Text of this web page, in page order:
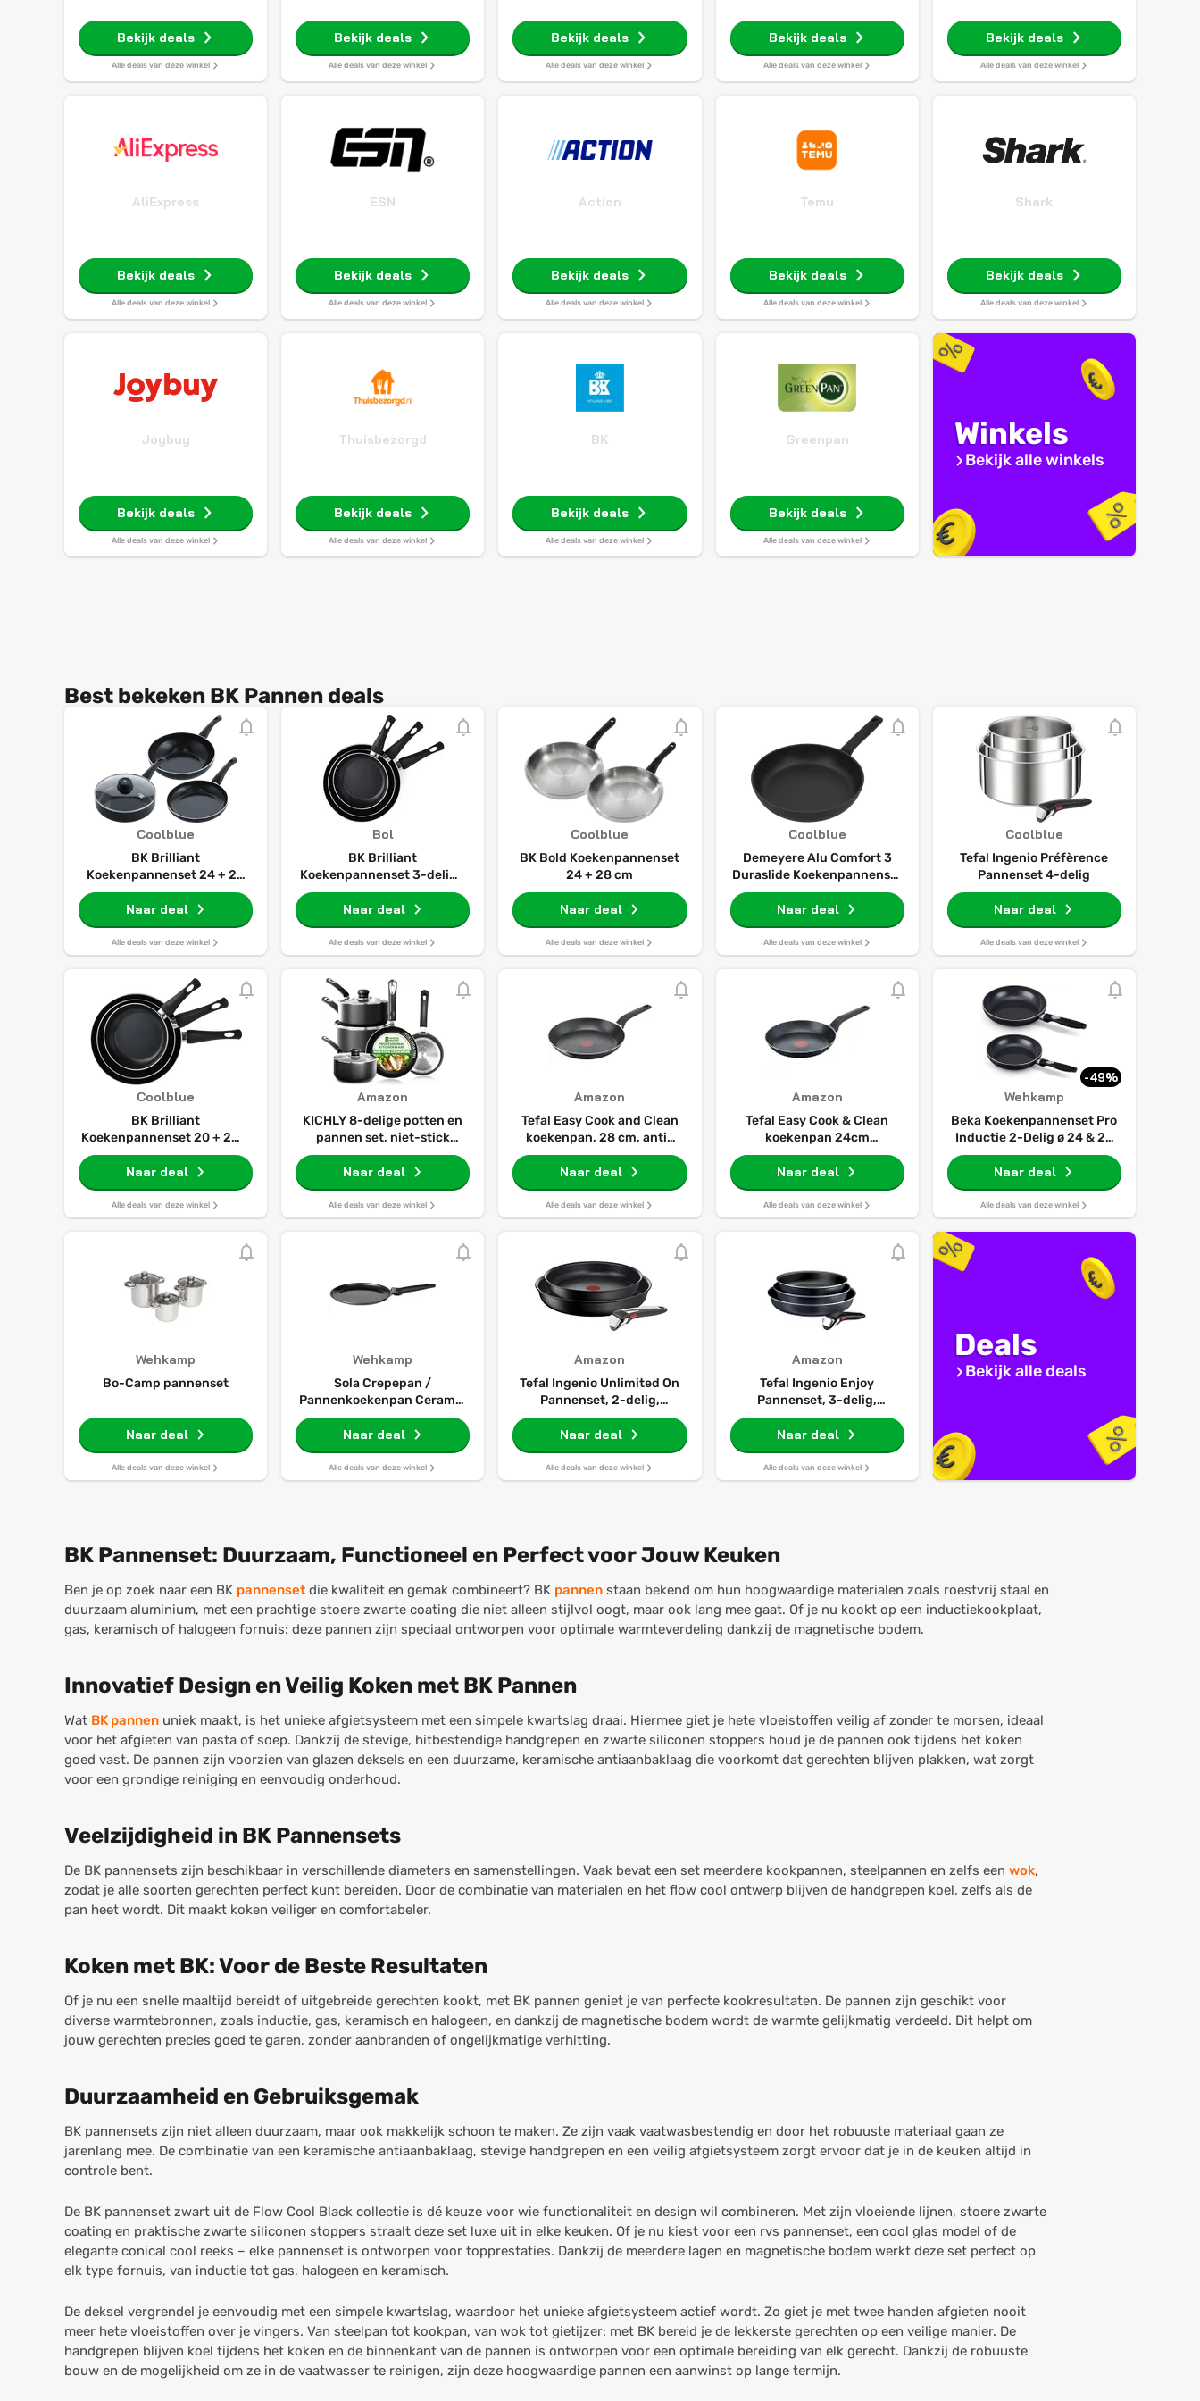
Bekijk deals
Alle deals van deze winkel
Bekijk deals
Alle deals van deze winkel
Bekijk deals
Alle deals van deze winkel
Bekijk deals
Alle deals van deze winkel
Bekijk deals
Alle deals van deze winkel
AliExpress
Bekijk deals
Alle deals van deze winkel
ESN
Bekijk deals
Alle deals van deze winkel
Action
Bekijk deals
Alle deals van deze winkel
Temu
Bekijk deals
Alle deals van deze winkel
Shark
Bekijk deals
Alle deals van deze winkel
Joybuy
Bekijk deals
Alle deals van deze winkel
Thuisbezorgd
Bekijk deals
Alle deals van deze winkel
BK
Bekijk deals
Alle deals van deze winkel
Greenpan
Bekijk deals
Alle deals van deze winkel
Winkels
Bekijk alle winkels
Best bekeken BK Pannen deals
Coolblue
BK Brilliant
Koekenpannenset 24 + 28
cm + Hapjespan
Naar deal
Alle deals van deze winkel
Bol
BK Brilliant
Koekenpannenset 3-delig -
20/24/28cm - PFAS-vrije
antikleeflaag - Pannenset
inductie - Keramische pan -
Ovenbestendig tot 160°C -
Koudgrepen - Zonder deksel
- Zwart
Naar deal
Alle deals van deze winkel
Coolblue
BK Bold Koekenpannenset
24 + 28 cm
Naar deal
Alle deals van deze winkel
Coolblue
Demeyere Alu Comfort 3
Duraslide Koekenpannenset
24 + 28 cm
Naar deal
Alle deals van deze winkel
Coolblue
Tefal Ingenio Préfèrence
Pannenset 4-delig
Naar deal
Alle deals van deze winkel
Coolblue
BK Brilliant
Koekenpannenset 20 + 24 +
28 cm
Naar deal
Alle deals van deze winkel
Amazon
KICHLY 8-delige potten en
pannen set, niet-stick
keuken kookgerei set met
20cm en 28cm
koekenpannen en 16cm,
18cm, 20cm steelpannen
met deksels, inductie
Naar deal
Alle deals van deze winkel
Amazon
Tefal Easy Cook and Clean
koekenpan, 28 cm, anti-
aanbaklaag, zwart B55506
Naar deal
Alle deals van deze winkel
Amazon
Tefal Easy Cook & Clean
koekenpan 24cm
Antiaanbaklaag Thermisch
signaal
Naar deal
Alle deals van deze winkel
-49%
Wehkamp
Beka Koekenpannenset Pro
Inductie 2-Delig ø 24 & 28
cm - keramische anti-
aanbaklaag
Naar deal
Alle deals van deze winkel
Wehkamp
Bo-Camp pannenset
Naar deal
Alle deals van deze winkel
Wehkamp
Sola Crepepan /
Pannenkoekenpan Ceramic
Deluxe ø 28 cm - Inductie
geschikt - Keramische anti-
aanbaklaag
Naar deal
Alle deals van deze winkel
Amazon
Tefal Ingenio Unlimited On
Pannenset, 2-delig,
geschikt voor inductie
Naar deal
Alle deals van deze winkel
Amazon
Tefal Ingenio Enjoy
Pannenset, 3-delig,
geschikt voor inductie
Naar deal
Alle deals van deze winkel
Deals
Bekijk alle deals
BK Pannenset: Duurzaam, Functioneel en Perfect voor Jouw Keuken
Ben je op zoek naar een BK pannenset die kwaliteit en gemak combineert? BK pannen staan bekend om hun hoogwaardige materialen zoals roestvrij staal en
duurzaam aluminium, met een prachtige stoere zwarte coating die niet alleen stijlvol oogt, maar ook lang mee gaat. Of je nu kookt op een inductiekookplaat,
gas, keramisch of halogeen fornuis: deze pannen zijn speciaal ontworpen voor optimale warmteverdeling dankzij de magnetische bodem.
Innovatief Design en Veilig Koken met BK Pannen
Wat BK pannen uniek maakt, is het unieke afgietsysteem met een simpele kwartslag draai. Hiermee giet je hete vloeistoffen veilig af zonder te morsen, ideaal
voor het afgieten van pasta of soep. Dankzij de stevige, hitbestendige handgrepen en zwarte siliconen stoppers houd je de pannen ook tijdens het koken
goed vast. De pannen zijn voorzien van glazen deksels en een duurzame, keramische antiaanbaklaag die voorkomt dat gerechten blijven plakken, wat zorgt
voor een grondige reiniging en eenvoudig onderhoud.
Veelzijdigheid in BK Pannensets
De BK pannensets zijn beschikbaar in verschillende diameters en samenstellingen. Vaak bevat een set meerdere kookpannen, steelpannen en zelfs een wok,
zodat je alle soorten gerechten perfect kunt bereiden. Door de combinatie van materialen en het flow cool ontwerp blijven de handgrepen koel, zelfs als de
pan heet wordt. Dit maakt koken veiliger en comfortabeler.
Koken met BK: Voor de Beste Resultaten
Of je nu een snelle maaltijd bereidt of uitgebreide gerechten kookt, met BK pannen geniet je van perfecte kookresultaten. De pannen zijn geschikt voor
diverse warmtebronnen, zoals inductie, gas, keramisch en halogeen, en dankzij de magnetische bodem wordt de warmte gelijkmatig verdeeld. Dit helpt om
jouw gerechten precies goed te garen, zonder aanbranden of ongelijkmatige verhitting.
Duurzaamheid en Gebruiksgemak
BK pannensets zijn niet alleen duurzaam, maar ook makkelijk schoon te maken. Ze zijn vaak vaatwasbestendig en door het robuuste materiaal gaan ze
jarenlang mee. De combinatie van een keramische antiaanbaklaag, stevige handgrepen en een veilig afgietsysteem zorgt ervoor dat je in de keuken altijd in
controle bent.
De BK pannenset zwart uit de Flow Cool Black collectie is dé keuze voor wie functionaliteit en design wil combineren. Met zijn vloeiende lijnen, stoere zwarte
coating en praktische zwarte siliconen stoppers straalt deze set luxe uit in elke keuken. Of je nu kiest voor een rvs pannenset, een cool glas model of de
elegante conical cool reeks – elke pannenset is ontworpen voor topprestaties. Dankzij de meerdere lagen en magnetische bodem werkt deze set perfect op
elk type fornuis, van inductie tot gas, halogeen en keramisch.
De deksel vergrendel je eenvoudig met een simpele kwartslag, waardoor het unieke afgietsysteem actief wordt. Zo giet je met twee handen afgieten nooit
meer hete vloeistoffen over je vingers. Van steelpan tot kookpan, van wok tot gietijzer: met BK bereid je de lekkerste gerechten op een veilige manier. De
handgrepen blijven koel tijdens het koken en de binnenkant van de pannen is ontworpen voor een optimale bereiding van elk gerecht. Dankzij de robuuste
bouw en de mogelijkheid om ze in de vaatwasser te reinigen, zijn deze hoogwaardige pannen een aanwinst op lange termijn.